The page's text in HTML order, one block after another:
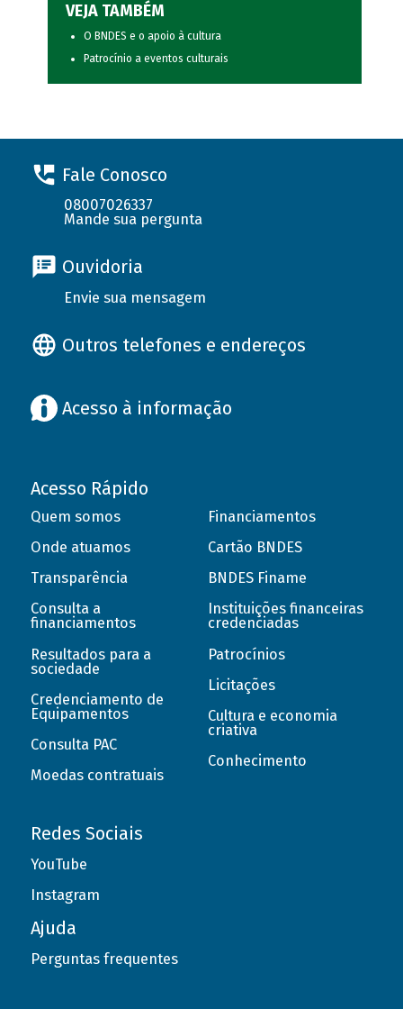
VEJA TAMBÉM
O BNDES e o apoio à cultura
Patrocínio a eventos culturais
Fale Conosco
08007026337
Mande sua pergunta
Ouvidoria
Envie sua mensagem
Outros telefones e endereços
Acesso à informação
Acesso Rápido
Quem somos
Onde atuamos
Transparência
Consulta a
financiamentos
Resultados para a
sociedade
Credenciamento de
Equipamentos
Consulta PAC
Moedas contratuais
Financiamentos
Cartão BNDES
BNDES Finame
Instituições financeiras
credenciadas
Patrocínios
Licitações
Cultura e economia
criativa
Conhecimento
Redes Sociais
YouTube
Instagram
Ajuda
Perguntas frequentes